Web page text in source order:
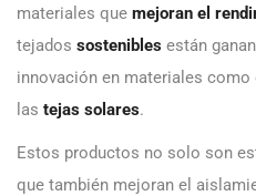
materiales que mejoran el
tejados sostenibles están
innovación en materiales como
las tejas solares.
Estos productos no solo son
que también mejoran el